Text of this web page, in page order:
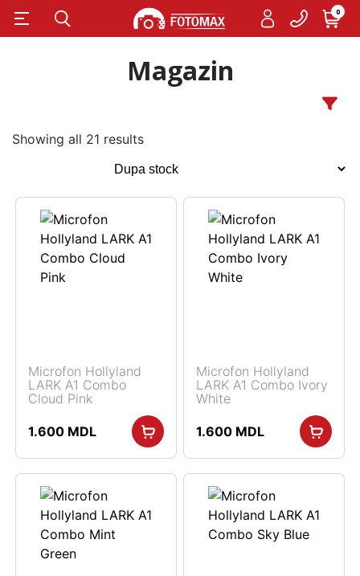
0
Magazin
Showing all 21 results
Microfon Hollyland
LARK A1 Combo
Cloud Pink
1.600 MDL
Microfon Hollyland
LARK A1 Combo Ivory
White
1.600 MDL